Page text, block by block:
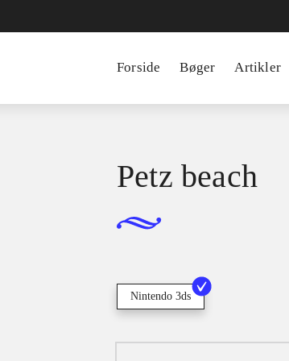
Forside Bøger Artikler
Petz beach
Nintendo 3ds